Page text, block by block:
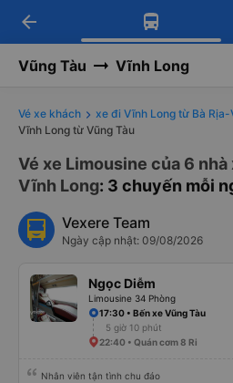
Tải app Vexere
Nhận ưu đãi thành
Tải app Vexere
-30k/ghế khi đặt vé
arrow_back
Vũng Tàu Vĩnh Long
Vé xe khách xe đi Vĩnh Long từ Bà Rịa-
Vĩnh Long từ Vũng Tàu
Vé xe Limousine của 6
Vĩnh Long: 3 chuyến mỗi
Vexere Team
Ngày cập nhật: 09/08/2026
Ngọc Diễm
Limousine 34 Phòng
17:30 • Bến xe Vũng Tàu
5 giờ 10 phút
22:40 • Quán cơm 8 Ri
Nhân viên tận tình chu đáo